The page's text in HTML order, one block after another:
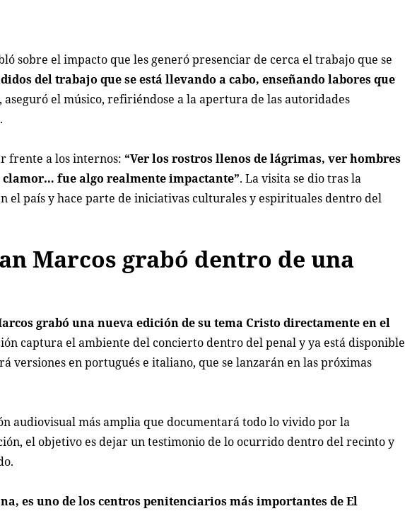
sobre el impacto que les generó presenciar de cerca el trabajo que se
del trabajo que se está llevando a cabo, enseñando labores que
, aseguró el músico, refiriéndose a la apertura de las autoridades
frente a los internos: “Ver los rostros llenos de lágrimas, ver hombres
clamor… fue algo realmente impactante”. La visita se dio tras la
el país y hace parte de iniciativas culturales y espirituales dentro del
Marcos grabó dentro de una
grabó una nueva edición de su tema Cristo directamente en el
captura el ambiente del concierto dentro del penal y ya está disponible
versiones en portugués e italiano, que se lanzarán en las próximas
audiovisual más amplia que documentará todo lo vivido por la
el objetivo es dejar un testimonio de lo ocurrido dentro del recinto y
es uno de los centros penitenciarios más importantes de El